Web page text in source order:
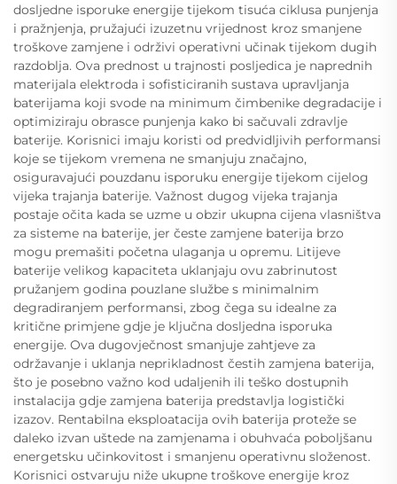
dosljedne isporuke energije tijekom tisuća ciklusa punjenja
i pražnjenja, pružajući izuzetnu vrijednost kroz smanjene
troškove zamjene i održivi operativni učinak tijekom dugih
razdoblja. Ova prednost u trajnosti posljedica je naprednih
materijala elektroda i sofisticiranih sustava upravljanja
baterijama koji svode na minimum čimbenike degradacije i
optimiziraju obrasce punjenja kako bi sačuvali zdravlje
baterije. Korisnici imaju koristi od predvidljivih performansi
koje se tijekom vremena ne smanjuju značajno,
osiguravajući pouzdanu isporuku energije tijekom cijelog
vijeka trajanja baterije. Važnost dugog vijeka trajanja
postaje očita kada se uzme u obzir ukupna cijena vlasništva
za sisteme na baterije, jer česte zamjene baterija brzo
mogu premašiti početna ulaganja u opremu. Litijeve
baterije velikog kapaciteta uklanjaju ovu zabrinutost
pružanjem godina pouzlane službe s minimalnim
degradiranjem performansi, zbog čega su idealne za
kritične primjene gdje je ključna dosljedna isporuka
energije. Ova dugovječnost smanjuje zahtjeve za
održavanje i uklanja neprikladnost čestih zamjena baterija,
što je posebno važno kod udaljenih ili teško dostupnih
instalacija gdje zamjena baterija predstavlja logistički
izazov. Rentabilna eksploatacija ovih baterija proteže se
daleko izvan uštede na zamjenama i obuhvaća poboljšanu
energetsku učinkovitost i smanjenu operativnu složenost.
Korisnici ostvaruju niže ukupne troškove energije kroz